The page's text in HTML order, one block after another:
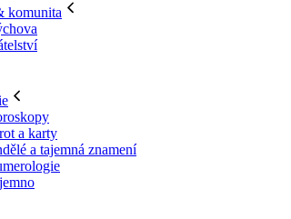
komunita
a karty
a tajemná znamení